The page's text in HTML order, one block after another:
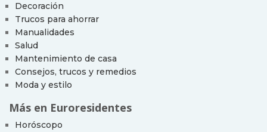
Decoración
Trucos para ahorrar
Manualidades
Salud
Mantenimiento de casa
Consejos, trucos y remedios
Moda y estilo
Más en Euroresidentes
Horóscopo